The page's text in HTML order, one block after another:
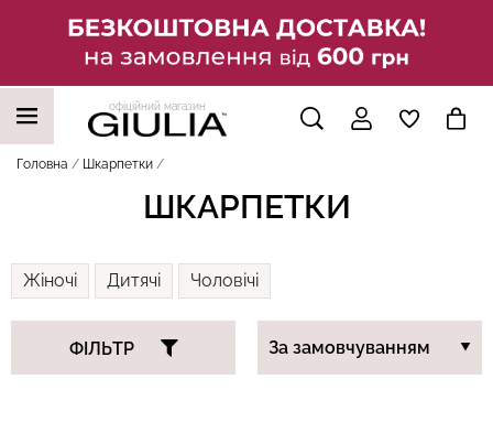
офіційний магазин
Головна Шкарпетки
ШКАРПЕТКИ
Жіночі Дитячі Чоловічі
ФІЛЬТР
НАШІ ТРЕНДОВІ ТОВАРИ